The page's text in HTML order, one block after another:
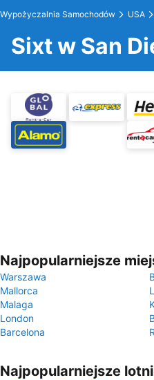
Wypożyczalnia Samochodów USA
Sixt w San
Najpopularniejsze
Warszawa
Mallorca
Malaga
London
Barcelona
Najpopularniejsze